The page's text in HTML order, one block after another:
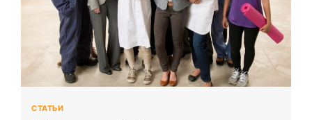
СТАТЬИ